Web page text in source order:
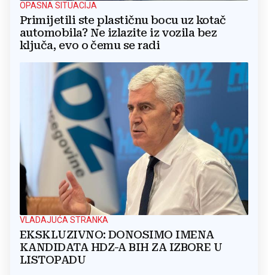
OPASNA SITUACIJA
Primijetili ste plastičnu bocu uz kotač
automobila? Ne izlazite iz vozila bez
ključa, evo o čemu se radi
VLADAJUĆA STRANKA
EKSKLUZIVNO: DONOSIMO IMENA
KANDIDATA HDZ-A BIH ZA IZBORE U
LISTOPADU